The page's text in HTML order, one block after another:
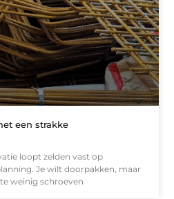
een strakke
loopt zelden vast op
Je wilt doorpakken, maar
weinig schroeven